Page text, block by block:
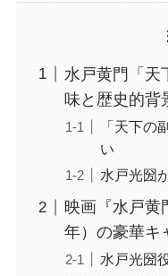
水戸黄門「天
味と歴史的背
「天下の
い
水戸光圀
映画『水戸黄
年）の豪華キ
水戸光圀